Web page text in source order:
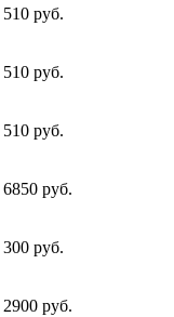
510 руб.
510 руб.
510 руб.
6850 руб.
300 руб.
2900 руб.